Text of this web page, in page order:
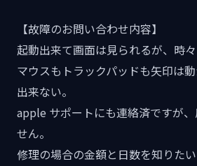
【故障のお問い合わせ内容】
起動出来て画面は見られるが、時々
マウスもトラックパッドも矢印は
出来ない。
apple サポートにも連絡済ですが
せん。
修理の場合の金額と日数を知りたい